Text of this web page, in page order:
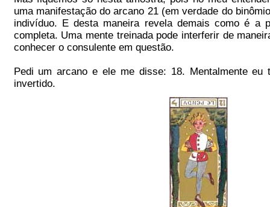
uma manifestação do arcano 21 (em verdade do
indivíduo. E desta maneira revela demais como é a
completa. Uma mente treinada pode interferir de
conhecer o consulente em questão.
Pedi um arcano e ele me disse: 18. Mentalmente
invertido.